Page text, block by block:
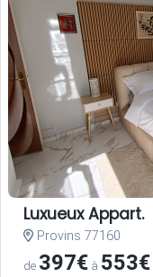
Luxueux Appart.
Provins 77160
de 397€ à 553€